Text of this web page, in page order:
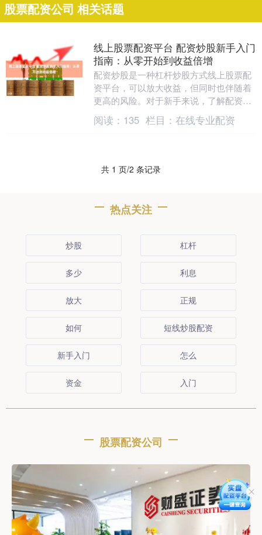
股票配资公司 相关话题
线上股票配资平台 配资炒股新手入门
指南：从零开始到收益倍增
配资炒股是一种杠杆炒股方式线上股票配
资平台，可以放大收益，但同时也伴随着
更高的风险。对于新手来说，了解配资炒
股的原理和操作至关重要。 为了帮助新手
投资者快速入门....
阅读： 135 栏目： 在线专业配资
共 1 页/2 条记录
热点关注
炒股 杠杆
多少 利息
放大 正规
如何 短线炒股配资
新手入门 怎么
资金 入门
股票配资公司